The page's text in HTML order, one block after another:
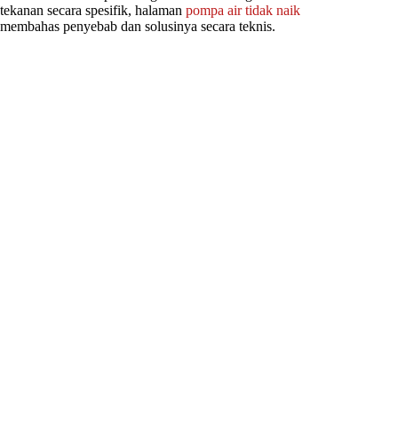
tekanan secara spesifik, halaman pompa air tidak naik
membahas penyebab dan solusinya secara teknis.